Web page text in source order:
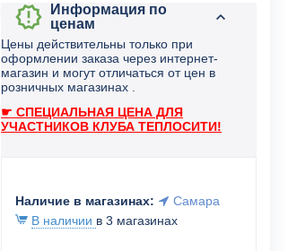
Информация по
ценам
Цены действительны только при
оформлении заказа через интернет-
магазин и могут отличаться от цен в
розничных магазинах .
☛ СПЕЦИАЛЬНАЯ ЦЕНА ДЛЯ
УЧАСТНИКОВ КЛУБА ТЕПЛОСИТИ!
Наличие в магазинах:
Самара
В наличии в 3 магазинах